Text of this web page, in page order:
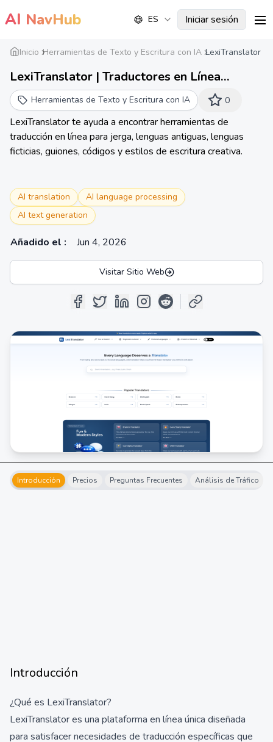
AI NavHub ES Iniciar sesión
Inicio Herramientas de Texto y Escritura con IA LexiTranslator
LexiTranslator | Traductores en Línea
Gratuitos para Cada Idioma
Herramientas de Texto y Escritura con IA 0
LexiTranslator te ayuda a encontrar herramientas de
traducción en línea para jerga, lenguas antiguas, lenguas
ficticias, guiones, códigos y estilos de escritura creativa.
AI translation
AI language processing
AI text generation
Añadido el : Jun 4, 2026
Visitar Sitio Web
Introducción Precios Preguntas Frecuentes Análisis de Tráfico
Introducción
¿Qué es LexiTranslator?
LexiTranslator es una plataforma en línea única diseñada
para satisfacer necesidades de traducción específicas que